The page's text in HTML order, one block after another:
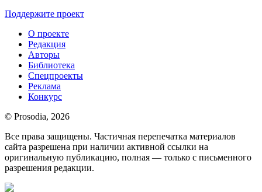
Поддержите проект
О проекте
Редакция
Авторы
Библиотека
Спецпроекты
Реклама
Конкурс
© Prosodia, 2026
Все права защищены. Частичная перепечатка материалов
сайта разрешена при наличии активной ссылки на
оригинальную публикацию, полная — только с письменного
разрешения редакции.